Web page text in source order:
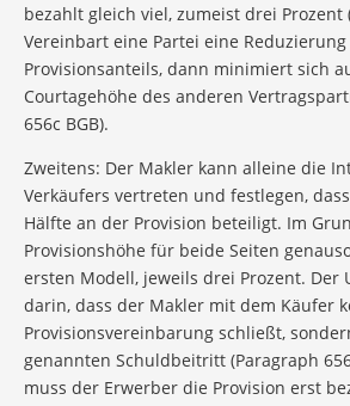
bezahlt gleich viel, zumeist drei Prozent
Vereinbart eine Partei eine
Provisionsanteils, dann minimiert sich
Courtagehöhe des anderen
656c BGB).
Zweitens: Der Makler kann alleine die
Verkäufers vertreten und festlegen,
Hälfte an der Provision beteiligt. Im
Provisionshöhe für beide Seiten
ersten Modell, jeweils drei Prozent. Der
darin, dass der Makler mit dem Käufer
Provisionsvereinbarung schließt,
genannten Schuldbeitritt (Paragraph
muss der Erwerber die Provision erst